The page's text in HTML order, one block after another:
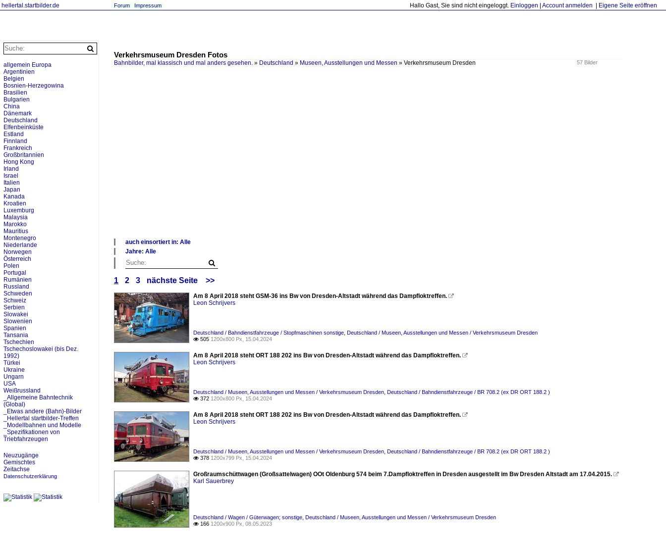
hellertal.startbilder.de Hallo Gast, Sie sind nicht eingeloggt. Einloggen Account anmelden Eigene Seite eröffnen
Forum Impressum
Verkehrsmuseum Dresden Fotos
57 Bilder
Bahnbilder, mal klassisch und mal anders gesehen. » Deutschland » Museen, Ausstellungen und Messen » Verkehrsmuseum Dresden
auch einsortiert in: Alle
Deutschland
Tschechien
Jahre: Alle
Alle Jahre
2020
1 2 3 nächste Seite >>
Am 8 April 2018 steht GSM-36 ins Bw von Dresden-Altstadt während das Dampfloktreffen. 
Leon Schrijvers
Deutschland / Bahndienstfahrzeuge / Stopfmaschinen sonstige Deutschland / Museen, Ausstellungen und Messen / Verkehrsmuseum Dresden
 505 1200x800 Px, 15.04.2024
Am 8 April 2018 steht ORT 188 202 ins Bw von Dresden-Altstadt während das Dampfloktreffen. 
Leon Schrijvers
Deutschland / Museen, Ausstellungen und Messen / Verkehrsmuseum Dresden Deutschland / Bahndienstfahrzeuge / BR 708.2 (ex DR ORT 188.2 )
 372 1200x800 Px, 15.04.2024
Am 8 April 2018 steht ORT 188 202 ins Bw von Dresden-Altstadt während das Dampfloktreffen. 
Leon Schrijvers
Deutschland / Museen, Ausstellungen und Messen / Verkehrsmuseum Dresden Deutschland / Bahndienstfahrzeuge / BR 708.2 (ex DR ORT 188.2 )
 378 1200x799 Px, 15.04.2024
Großraumschüttwagen (Großsattelwagen) OOt Oldenburg 574 beim 7.Dampfloktreffen in Dresden ausgestellt im Bw Dresden Altstadt am 17.04.2015. 
Karl Sauerbrey
Deutschland / Wagen / Güterwagen; sonstige Deutschland / Museen, Ausstellungen und Messen / Verkehrsmuseum Dresden
 166 1200x900 Px, 08.05.2023
allgemein Europa
Argentinien
Belgien
Bosnien-Herzegowina
Brasilien
Bulgarien
China
Dänemark
Deutschland
Elfenbeinküste
Estland
Finnland
Frankreich
Großbritannien
Hong Kong
Irland
Israel
Italien
Japan
Kanada
Kroatien
Luxemburg
Malaysia
Marokko
Mauritius
Montenegro
Niederlande
Norwegen
Österreich
Polen
Portugal
Rumänien
Russland
Schweden
Schweiz
Serbien
Slowakei
Slowenien
Spanien
Tansania
Tschechien
Tschechoslowakei (bis Dez.
1992)
Türkei
Ukraine
Ungarn
USA
Weißrussland
_Allgemeine Bahntechnik
(Global)
_Etwas andere (Bahn)-Bilder
_Hellertal startbilder-Treffen
_Modellbahnen und Modelle
_Spezifikationen von
Triebfahrzeugen
Neuzugänge
Gemischtes
Zeitachse
Datenschutzerklärung